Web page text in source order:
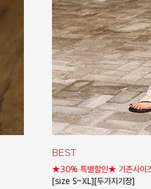
★30% 특별할인★ 기존사이
[size S~XL][두가지기장]